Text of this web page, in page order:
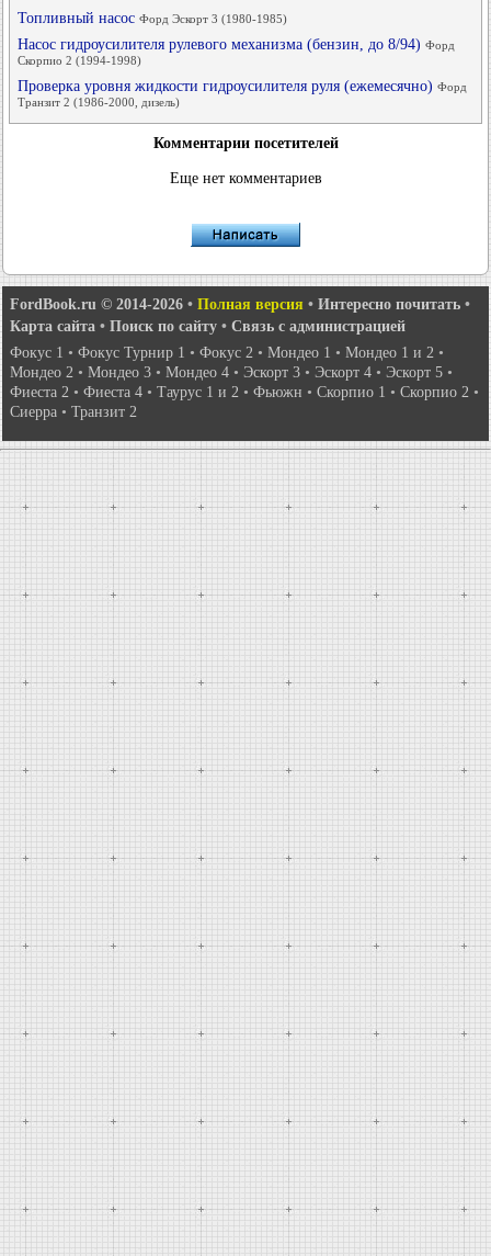
Топливный насос Форд Эскорт 3 (1980-1985)
Насос гидроусилителя рулевого механизма (бензин, до 8/94) Форд
Скорпио 2 (1994-1998)
Проверка уровня жидкости гидроусилителя руля (ежемесячно) Форд
Транзит 2 (1986-2000, дизель)
Комментарии посетителей
Еще нет комментариев
FordBook.ru © 2014-2026 • Полная версия • Интересно почитать •
Карта сайта • Поиск по сайту • Связь с администрацией
Фокус 1 • Фокус Турнир 1 • Фокус 2 • Мондео 1 • Мондео 1 и 2 •
Мондео 2 • Мондео 3 • Мондео 4 • Эскорт 3 • Эскорт 4 • Эскорт 5 •
Фиеста 2 • Фиеста 4 • Таурус 1 и 2 • Фьюжн • Скорпио 1 • Скорпио 2 •
Сиерра • Транзит 2